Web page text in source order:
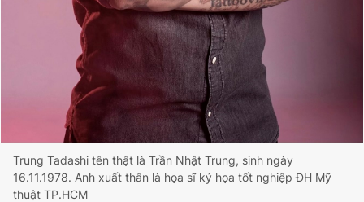
Trung Tadashi tên thật là Trần Nhật Trung, sinh ngày
16.11.1978. Anh xuất thân là họa sĩ ký họa tốt nghiệp ĐH Mỹ
thuật TP.HCM